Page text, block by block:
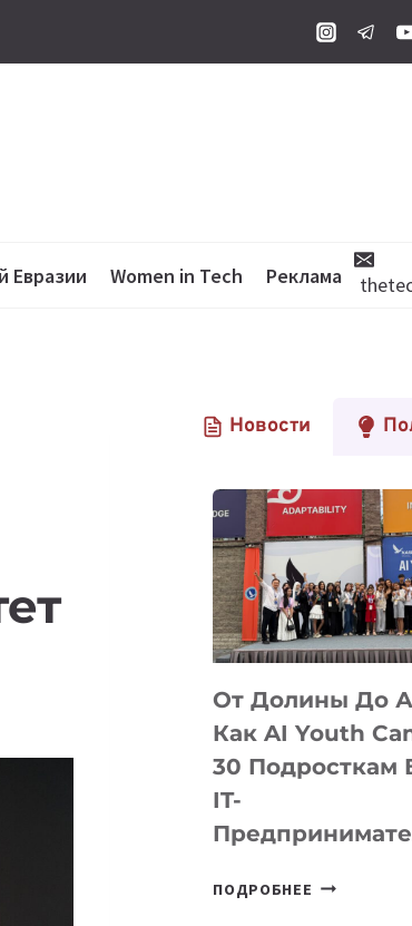
Евразии Women in Tech Реклама
Новости
От Долины До
Как AI Youth
30 Подросткам
IT-
ПОДРОБНЕЕ ОТ